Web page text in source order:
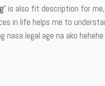
” is also fit description for
in life helps me to
nasa legal age na ako